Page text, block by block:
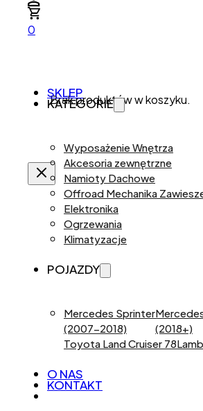
0
Brak produktów w koszyku.
SKLEP
KATEGORIE
Wyposażenie Wnętrza
Akcesoria zewnętrzne
Namioty Dachowe
Offroad Mechanika
Elektronika
Ogrzewania
Klimatyzacje
POJAZDY
Mercedes Sprinter
(2007-2018)
(2018+)
Toyota Land Cruiser 78
O NAS
KONTAKT